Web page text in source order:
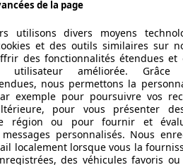
toute responsabilité concernant
Haut
plateforme en ligne de
de la page
utilisons divers moyens
et des outils similaires sur
des fonctionnalités étendues et
utilisateur améliorée.
nous permettons la
exemple pour poursuivre vos
pour vous présenter
région ou pour fournir et
personnalisés. Nous
localement lorsque vous la
des véhicules favoris